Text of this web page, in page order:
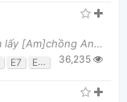
Năm [C]năm rồi không gặp, từ [Em]khi em lấy [Am]chồng Anh [G]dặm trường mê [C]mãi, đời chia như nhá
E7 Em F G G7
36,235